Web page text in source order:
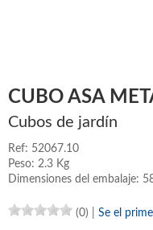
CUBO ASA
Cubos de jardín
Ref: 52067.10
Peso: 2.3 Kg
(0) Se el